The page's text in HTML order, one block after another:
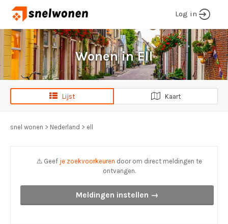
Log in
Lijst Kaart
Wonen in Ell
snel wonen > Nederland > ell
⚠️ Geef je zoekvoorkeuren door om direct meldingen te
ontvangen.
Meldingen instellen →